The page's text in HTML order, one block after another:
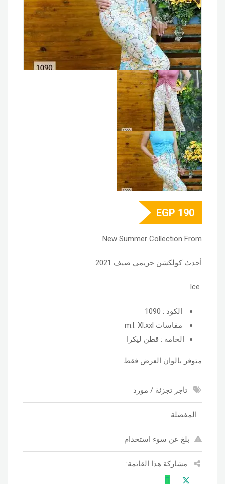
EGP 190
New Summer Collection From
أحدث كولكشن حريمي صيف 2021
الكود : 1090
مقاسات m.l. Xl.xxl
الخامه : قطن ليكرا
متوفر بالوان العرض فقط
تاجر تجزئة / مورد
المفضلة
بلغ عن سوء استخدام
مشاركة هذا القائمة: